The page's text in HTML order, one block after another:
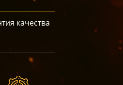
качества